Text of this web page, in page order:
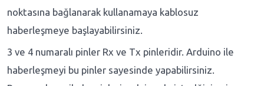
noktasına bağlanarak kullanamaya kablosuz
haberleşmeye başlayabilirsiniz.
3 ve 4 numaralı pinler Rx ve Tx pinleridir. Arduino ile
haberleşmeyi bu pinler sayesinde yapabilirsiniz.